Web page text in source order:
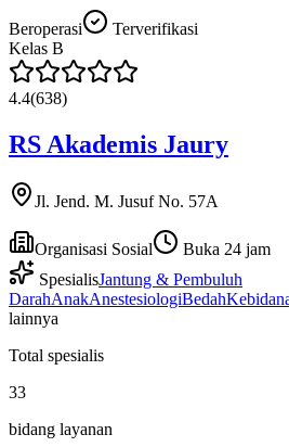
Beroperasi
Terverifikasi
Kelas B
4.4(638)
RS Akademis Jaury
Jl. Jend. M. Jusuf No. 57A
Organisasi Sosial
Buka 24 jam
SpesialisJantung & Pembuluh
DarahAnakAnestesiologiBedah
lainnya
Total spesialis
33
bidang layanan